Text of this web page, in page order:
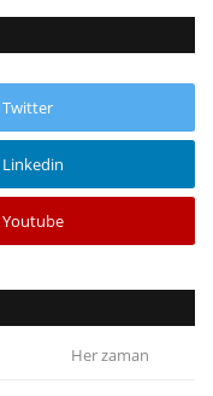
Twitter
Linkedin
Youtube
Her zaman